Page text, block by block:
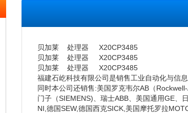
贝加莱 处理器 X20CP3485
贝加莱 处理器 X20CP3485
贝加莱 处理器 X20CP3485
福建石屹科技有限公司是销售工业自动化与信
同时本公司还销售:美国罗克韦尔AB（
门子（SIEMENS)、瑞士ABB、美国通用GE、
NI,德国SEW,德国西克SICK,美国摩托罗拉